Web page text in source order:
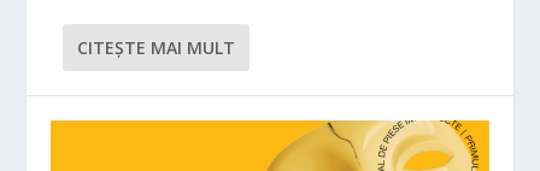
CITEŞTE MAI MULT